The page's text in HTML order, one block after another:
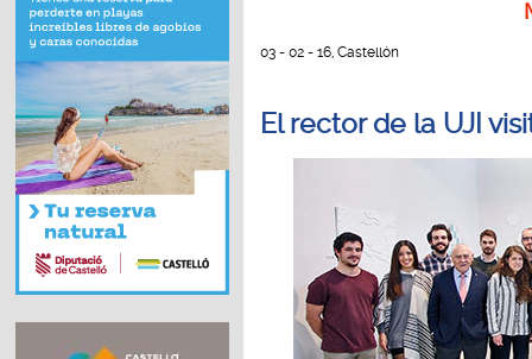
03 - 02 - 16, Castellón
El rector de la UJI